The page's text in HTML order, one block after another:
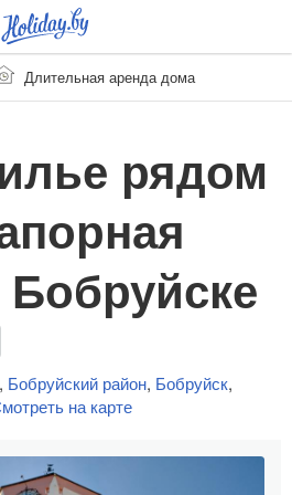
Длительная аренда дома
рядом
, Бобруйский район, Бобруйск,
на карте